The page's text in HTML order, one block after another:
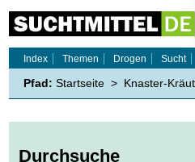
Index
Themen Drogen Sucht
Pfad: Startseite > Knaster-
Durchsuche